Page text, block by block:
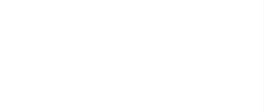
verifiche finali” come
almeno 10 anni, come